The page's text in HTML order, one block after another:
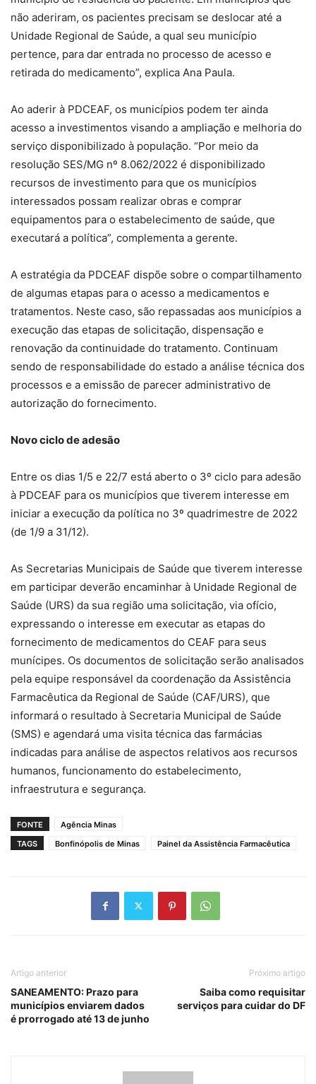
não aderiram, os pacientes precisam se deslocar até a
Unidade Regional de Saúde, a qual seu município
pertence, para dar entrada no processo de acesso e
retirada do medicamento”, explica Ana Paula.
Ao aderir à PDCEAF, os municípios podem ter ainda
acesso a investimentos visando a ampliação e melhoria do
serviço disponibilizado à população. “Por meio da
resolução SES/MG nº 8.062/2022 é disponibilizado
recursos de investimento para que os municípios
interessados possam realizar obras e comprar
equipamentos para o estabelecimento de saúde, que
executará a política”, complementa a gerente.
A estratégia da PDCEAF dispõe sobre o compartilhamento
de algumas etapas para o acesso a medicamentos e
tratamentos. Neste caso, são repassadas aos municípios a
execução das etapas de solicitação, dispensação e
renovação da continuidade do tratamento. Continuam
sendo de responsabilidade do estado a análise técnica dos
processos e a emissão de parecer administrativo de
autorização do fornecimento.
Novo ciclo de adesão
Entre os dias 1/5 e 22/7 está aberto o 3º ciclo para adesão
à PDCEAF para os municípios que tiverem interesse em
iniciar a execução da política no 3º quadrimestre de 2022
(de 1/9 a 31/12).
As Secretarias Municipais de Saúde que tiverem interesse
em participar deverão encaminhar à Unidade Regional de
Saúde (URS) da sua região uma solicitação, via ofício,
expressando o interesse em executar as etapas do
fornecimento de medicamentos do CEAF para seus
munícipes. Os documentos de solicitação serão analisados
pela equipe responsável da coordenação da Assistência
Farmacêutica da Regional de Saúde (CAF/URS), que
informará o resultado à Secretaria Municipal de Saúde
(SMS) e agendará uma visita técnica das farmácias
indicadas para análise de aspectos relativos aos recursos
humanos, funcionamento do estabelecimento,
infraestrutura e segurança.
FONTE
Agência Minas
TAGS
Bonfinópolis de Minas Painel da Assistência Farmacêutica
Artigo anterior
SANEAMENTO: Prazo para
municípios enviarem dados
é prorrogado até 13 de junho
Próximo artigo
Saiba como requisitar
serviços para cuidar do DF